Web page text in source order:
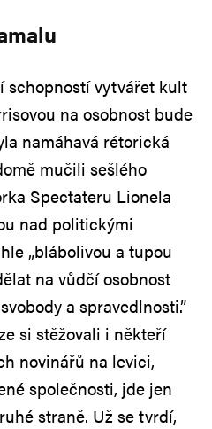
schopností vytvářet kult
na osobnost bude
namáhavá rétorická
mučili sešlého
Spectateru Lionela
nad politickými
„blábolivou a tupou
na vůdčí osobnost
a spravedlnosti.”
si stěžovali i někteří
novinářů na levici,
společnosti, jde jen
straně. Už se tvrdí,